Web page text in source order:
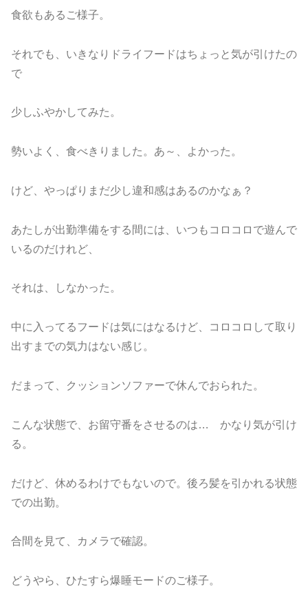
食欲もあるご様子。
それでも、いきなりドライフードはちょっと気が引けたの
で
少しふやかしてみた。
勢いよく、食べきりました。あ～、よかった。
けど、やっぱりまだ少し違和感はあるのかなぁ？
あたしが出勤準備をする間には、いつもコロコロで遊んで
いるのだけれど、
それは、しなかった。
中に入ってるフードは気にはなるけど、コロコロして取り
出すまでの気力はない感じ。
だまって、クッションソファーで休んでおられた。
こんな状態で、お留守番をさせるのは… かなり気が引け
る。
だけど、休めるわけでもないので。後ろ髪を引かれる状態
での出勤。
合間を見て、カメラで確認。
どうやら、ひたすら爆睡モードのご様子。